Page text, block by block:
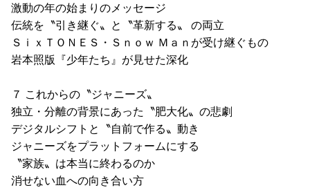
激動の年の始まりのメッセージ
伝統を〝引き継ぐ〟と〝革新する〟 の両立
ＳｉｘＴＯＮＥＳ・Ｓｎｏｗ Ｍａｎが受け継ぐもの
岩本照版『少年たち』が見せた深化
７ これからの〝ジャニーズ〟
独立・分離の背景にあった〝肥大化〟の悲劇
デジタルシフトと〝自前で作る〟動き
ジャニーズをプラットフォームにする
〝家族〟は本当に終わるのか
消せない血への向き合い方